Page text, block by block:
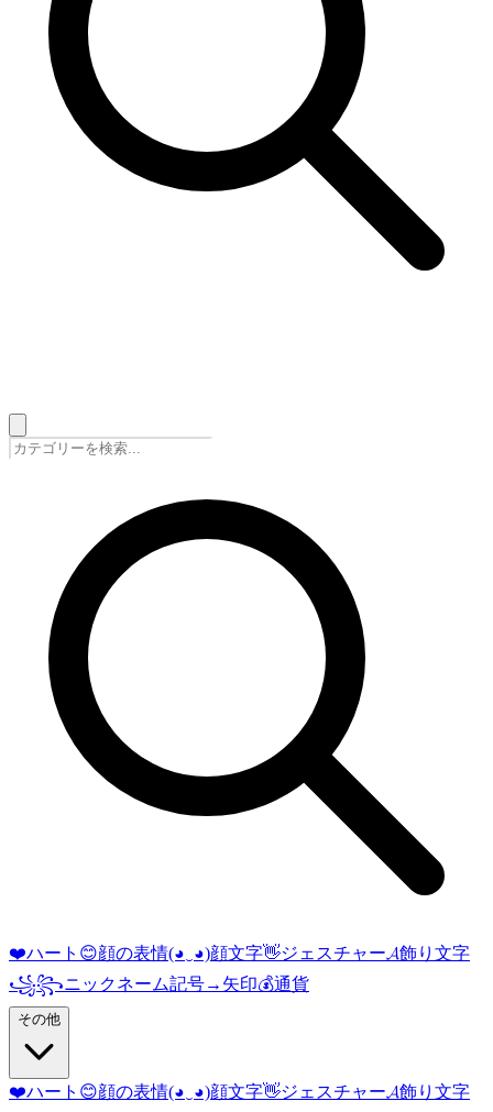
❤️ハート 😊顔の表情(◕‿◕)顔文字👋ジェスチャー𝓐飾り文字
꧁꧂ニックネーム記号→ 矢印💰通貨
その他
❤️ハート 😊顔の表情(◕‿◕)顔文字👋ジェスチャー𝓐飾り文字